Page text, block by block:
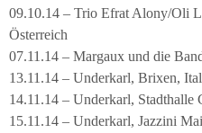
09.10.14 – Trio Efrat Alony/Oli
Österreich
07.11.14 – Margaux und die
13.11.14 – Underkarl, Brixen,
14.11.14 – Underkarl, Stadthalle
15.11.14 – Underkarl, Jazzini